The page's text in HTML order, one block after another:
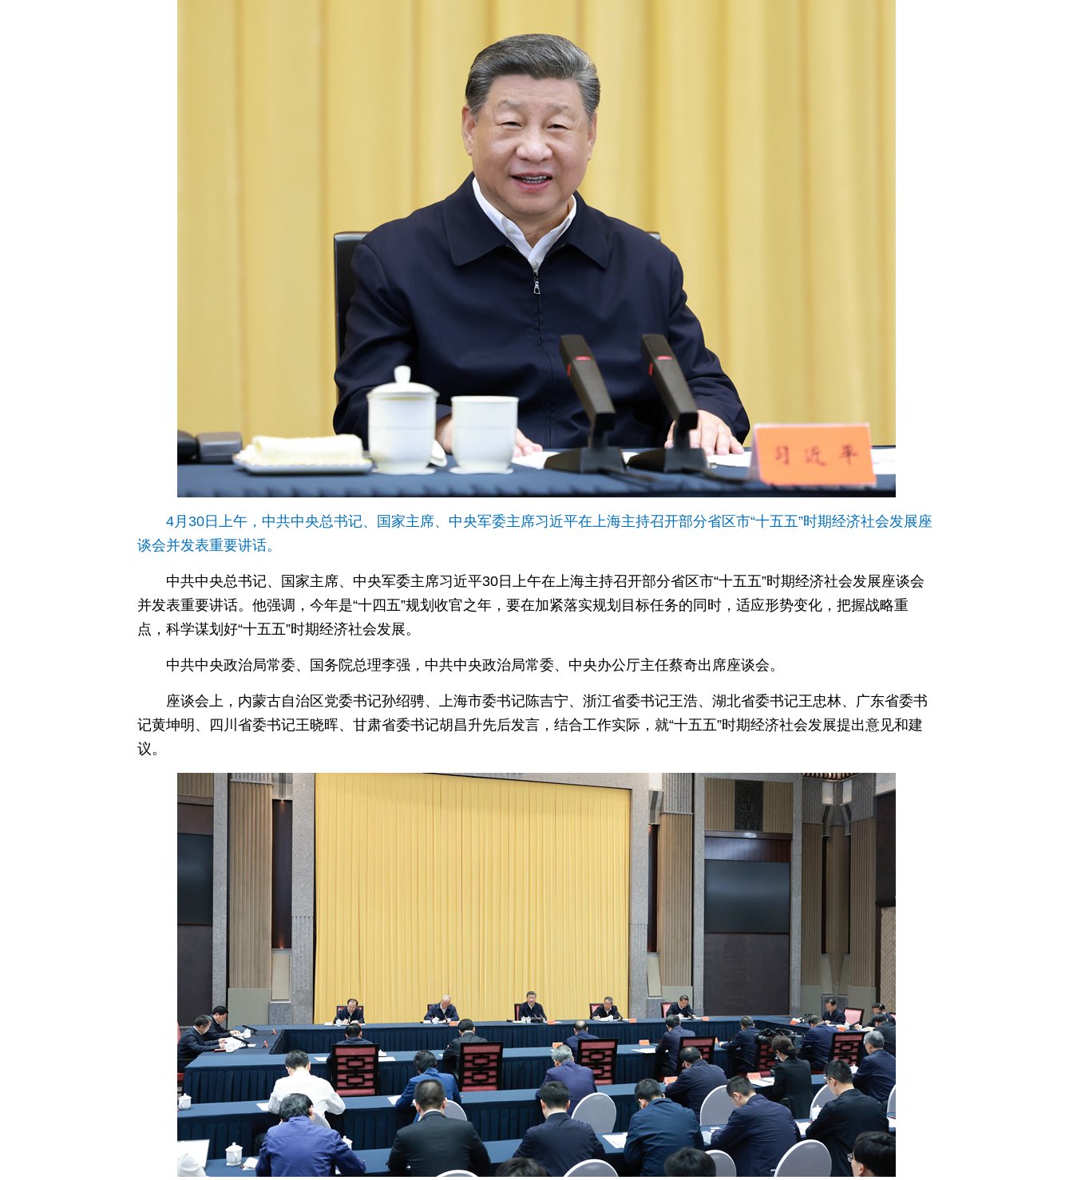
4月30日上午，中共中央总书记、国家主席、中央军委主席习近平在上海主持召开部分省区市“十五五”时期经济社会发展座
谈会并发表重要讲话。
中共中央总书记、国家主席、中央军委主席习近平30日上午在上海主持召开部分省区市“十五五”时期经济社会发展座谈会
并发表重要讲话。他强调，今年是“十四五”规划收官之年，要在加紧落实规划目标任务的同时，适应形势变化，把握战略重
点，科学谋划好“十五五”时期经济社会发展。
中共中央政治局常委、国务院总理李强，中共中央政治局常委、中央办公厅主任蔡奇出席座谈会。
座谈会上，内蒙古自治区党委书记孙绍骋、上海市委书记陈吉宁、浙江省委书记王浩、湖北省委书记王忠林、广东省委书
记黄坤明、四川省委书记王晓晖、甘肃省委书记胡昌升先后发言，结合工作实际，就“十五五”时期经济社会发展提出意见和建
议。